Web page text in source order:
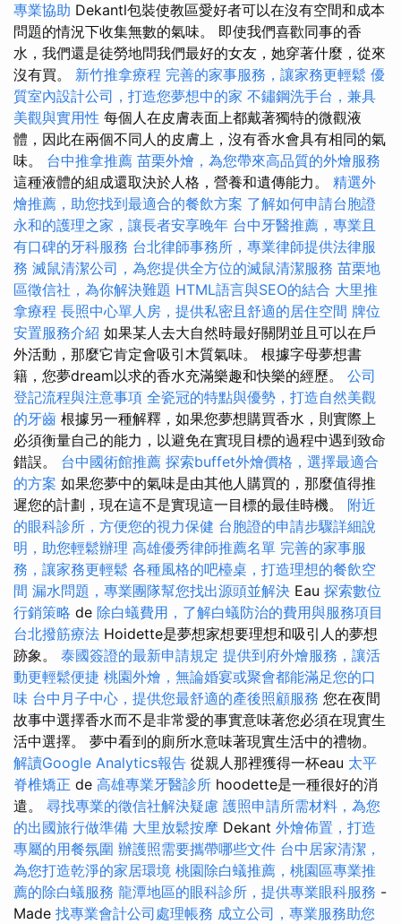
專業協助 Dekantl包裝使教區愛好者可以在沒有空間和成本
問題的情況下收集無數的氣味。 即使我們喜歡同事的香
水，我們還是徒勞地問我們最好的女友，她穿著什麼，從來
沒有買。 新竹推拿療程 完善的家事服務，讓家務更輕鬆 優
質室內設計公司，打造您夢想中的家 不鏽鋼洗手台，兼具
美觀與實用性 每個人在皮膚表面上都戴著獨特的微觀液
體，因此在兩個不同人的皮膚上，沒有香水會具有相同的氣
味。 台中推拿推薦 苗栗外燴，為您帶來高品質的外燴服務
這種液體的組成還取決於人格，營養和遺傳能力。 精選外
燴推薦，助您找到最適合的餐飲方案 了解如何申請台胞證
永和的護理之家，讓長者安享晚年 台中牙醫推薦，專業且
有口碑的牙科服務 台北律師事務所，專業律師提供法律服
務 滅鼠清潔公司，為您提供全方位的滅鼠清潔服務 苗栗地
區徵信社，為你解決難題 HTML語言與SEO的結合 大里推
拿療程 長照中心單人房，提供私密且舒適的居住空間 牌位
安置服務介紹 如果某人去大自然時最好關閉並且可以在戶
外活動，那麼它肯定會吸引木質氣味。 根據字母夢想書
籍，您夢dream以求的香水充滿樂趣和快樂的經歷。 公司
登記流程與注意事項 全瓷冠的特點與優勢，打造自然美觀
的牙齒 根據另一種解釋，如果您夢想購買香水，則實際上
必須衡量自己的能力，以避免在實現目標的過程中遇到致命
錯誤。 台中國術館推薦 探索buffet外燴價格，選擇最適合
的方案 如果您夢中的氣味是由其他人購買的，那麼值得推
遲您的計劃，現在這不是實現這一目標的最佳時機。 附近
的眼科診所，方便您的視力保健 台胞證的申請步驟詳細說
明，助您輕鬆辦理 高雄優秀律師推薦名單 完善的家事服
務，讓家務更輕鬆 各種風格的吧檯桌，打造理想的餐飲空
間 漏水問題，專業團隊幫您找出源頭並解決 Eau 探索數位
行銷策略 de 除白蟻費用，了解白蟻防治的費用與服務項目
台北撥筋療法 Hoidette是夢想家想要理想和吸引人的夢想
跡象。 泰國簽證的最新申請規定 提供到府外燴服務，讓活
動更輕鬆便捷 桃園外燴，無論婚宴或聚會都能滿足您的口
味 台中月子中心，提供您最舒適的產後照顧服務 您在夜間
故事中選擇香水而不是非常愛的事實意味著您必須在現實生
活中選擇。 夢中看到的廁所水意味著現實生活中的禮物。
解讀Google Analytics報告 從親人那裡獲得一杯eau 太平
脊椎矯正 de 高雄專業牙醫診所 hoodette是一種很好的消
遣。 尋找專業的徵信社解決疑慮 護照申請所需材料，為您
的出國旅行做準備 大里放鬆按摩 Dekant 外燴佈置，打造
專屬的用餐氛圍 辦護照需要攜帶哪些文件 台中居家清潔，
為您打造乾淨的家居環境 桃園除白蟻推薦，桃園區專業推
薦的除白蟻服務 龍潭地區的眼科診所，提供專業眼科服務 -
Made 找專業會計公司處理帳務 成立公司，專業服務助您